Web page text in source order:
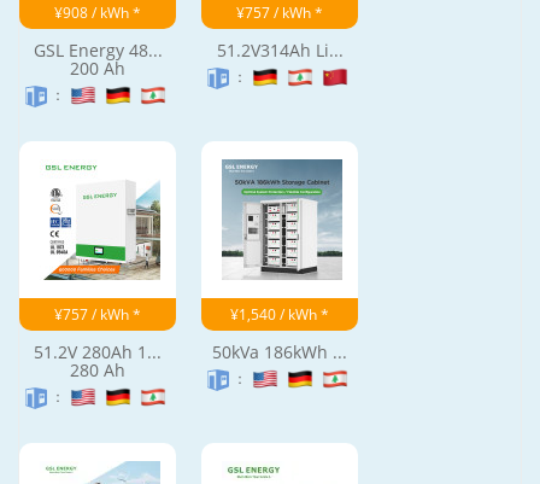
¥908 / kWh *
GSL Energy 48...
200 Ah
：
¥757 / kWh *
51.2V314Ah Li...
：
¥757 / kWh *
51.2V 280Ah 1...
280 Ah
：
¥1,540 / kWh *
50kVa 186kWh ...
：